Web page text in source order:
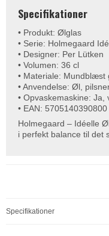
Specifikationer
• Produkt: Ølglas
• Serie: Holmegaard
• Designer: Per Lütken
• Volumen: 36 cl
• Materiale: Mundblæst
• Anvendelse: Øl,
• Opvaskemaskine: Ja,
• EAN: 5705140390800
Holmegaard – Idéelle
i perfekt balance til det
Specifikationer